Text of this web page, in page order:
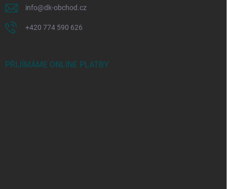
info@dk-obchod.cz
+420 774 590 626
PŘIJÍMÁME ONLINE PLATBY